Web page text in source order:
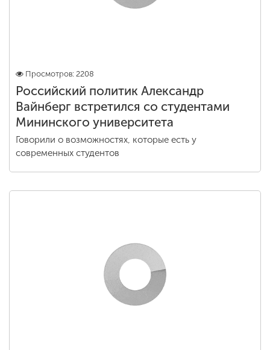
Просмотров: 2208
Российский политик Александр
Вайнберг встретился со студентами
Мининского университета
Говорили о возможностях, которые есть у
современных студентов